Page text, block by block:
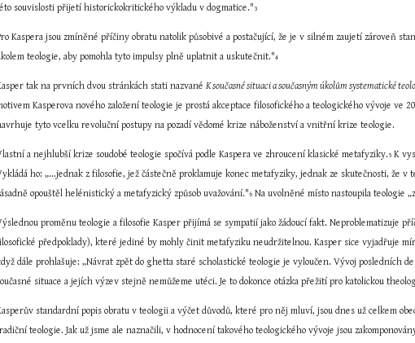
souvislosti přijetí historickokritického výkladu v dogmatice."3
Kaspera jsou zmíněné příčiny obratu natolik působivé a postačující, že je v silném zaujetí zároveň
teologie, aby pomohla tyto impulsy plně uplatnit a uskutečnit."4
tak na prvních dvou stránkách stati nazvané K současné situaci a současným úkolům systematické
Kasperova nového založení teologie je prostá akceptace filosofického a teologického vývoje ve
tyto vcelku revoluční postupy na pozadí vědomé krize náboženství a vnitřní krize teologie.
a nejhlubší krize soudobé teologie spočívá podle Kaspera ve zhroucení klasické metafyziky.5 K
ho: „...jednak z filosofie, jež částečně proklamuje konec metafyziky, jednak ze skutečnosti, že
opouštěl helénistický a metafyzický způsob uvažování."6 Na uvolněné místo nastoupila teologie
proměnu teologie a filosofie Kasper přijímá se sympatií jako žádoucí fakt. Neproblematizuje
předpoklady), které jediné by mohly činit metafyziku neudržitelnou. Kasper sice vyjadřuje
dále prohlašuje: „Návrat zpět do ghetta staré scholastické teologie je vyloučen. Vývoj posledních
situace a jejích výzev stejně nemůžeme utéci. Je to dokonce otázka přežití pro katolickou
standardní popis obratu v teologii a výčet důvodů, které pro něj mluví, jsou dnes už celkem
teologie. Jak už jsme ale naznačili, v hodnocení takového teologického vývoje jsou